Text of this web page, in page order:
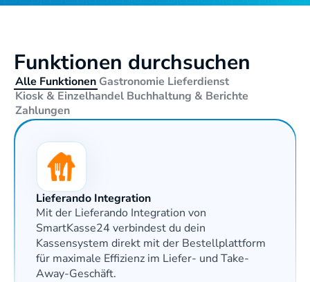
Funktionen durchsuchen
Alle Funktionen Gastronomie Lieferdienst
Kiosk & Einzelhandel Buchhaltung & Berichte
Zahlungen
Lieferando Integration
Mit der Lieferando Integration von
SmartKasse24 verbindest du dein
Kassensystem direkt mit der Bestellplattform
für maximale Effizienz im Liefer- und Take-
Away-Geschäft.